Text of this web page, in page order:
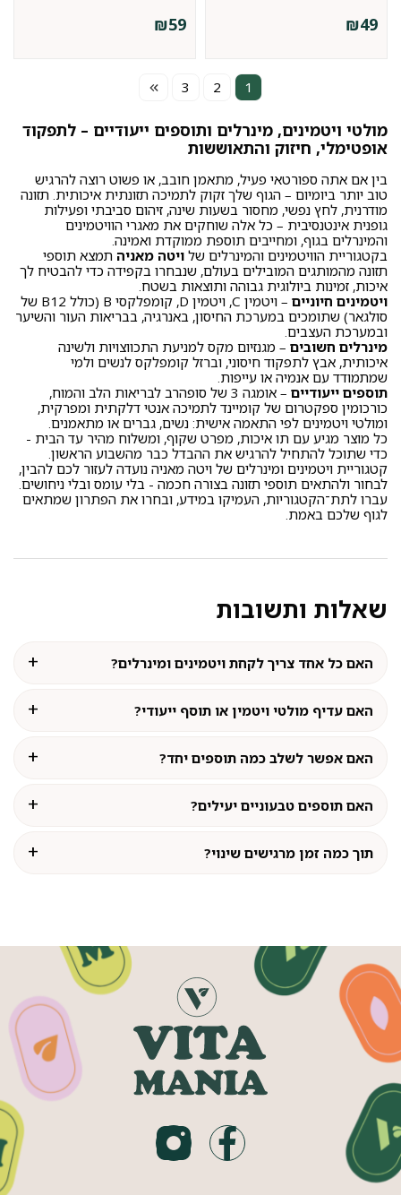
₪49
₪59
1
2
3
מולטי ויטמינים, מינרלים ותוספים ייעודיים – לתפקוד
אופטימלי, חיזוק והתאוששות
בין אם אתה ספורטאי פעיל, מתאמן חובב, או פשוט רוצה להרגיש
טוב יותר ביומיום – הגוף שלך זקוק לתמיכה תזונתית איכותית. תזונה
מודרנית, לחץ נפשי, מחסור בשעות שינה, זיהום סביבתי ופעילות
גופנית אינטנסיבית – כל אלה שוחקים את מאגרי הוויטמינים
והמינרלים בגוף, ומחייבים תוספת ממוקדת ואמינה.
בקטגוריית הוויטמינים והמינרלים של ויטה מאניה תמצא תוספי
תזונה מהמותגים המובילים בעולם, שנבחרו בקפידה כדי להבטיח לך
איכות, זמינות ביולוגית גבוהה ותוצאות בשטח.
ויטמינים חיוניים
– ויטמין C, ויטמין D, קומפלקסי B (כולל B12 של
סולגאר) שתומכים במערכת החיסון, באנרגיה, בבריאות העור והשיער
ובמערכת העצבים.
מינרלים חשובים – מגנזיום מקס למניעת התכווצויות ולשינה
איכותית, אבץ לתפקוד חיסוני, וברזל קומפלקס לנשים ולמי
שמתמודד עם אנמיה או עייפות.
תוספים ייעודיים
– אומגה 3 של סופהרב לבריאות הלב והמוח,
כורכומין ספקטרום של קומיינד לתמיכה אנטי דלקתית ומפרקית,
ומולטי ויטמינים לפי התאמה אישית: נשים, גברים או מתאמנים.
כל מוצר מגיע עם תו איכות, מפרט שקוף, ומשלוח מהיר עד הבית -
כדי שתוכל להתחיל להרגיש את ההבדל כבר מהשבוע הראשון.
קטגוריית ויטמינים ומינרלים של ויטה מאניה נועדה לעזור לכם להבין,
לבחור ולהתאים תוספי תזונה בצורה חכמה - בלי עומס ובלי ניחושים.
עברו לתת־הקטגוריות, העמיקו במידע, ובחרו את הפתרון שמתאים
לגוף שלכם באמת.
שאלות ותשובות
האם כל אחד צריך לקחת ויטמינים ומינרלים?
האם עדיף מולטי ויטמין או תוסף ייעודי?
האם אפשר לשלב כמה תוספים יחד?
האם תוספים טבעוניים יעילים?
תוך כמה זמן מרגישים שינוי?